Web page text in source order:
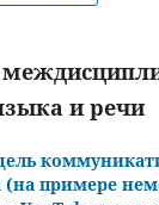
и речи
(на примере